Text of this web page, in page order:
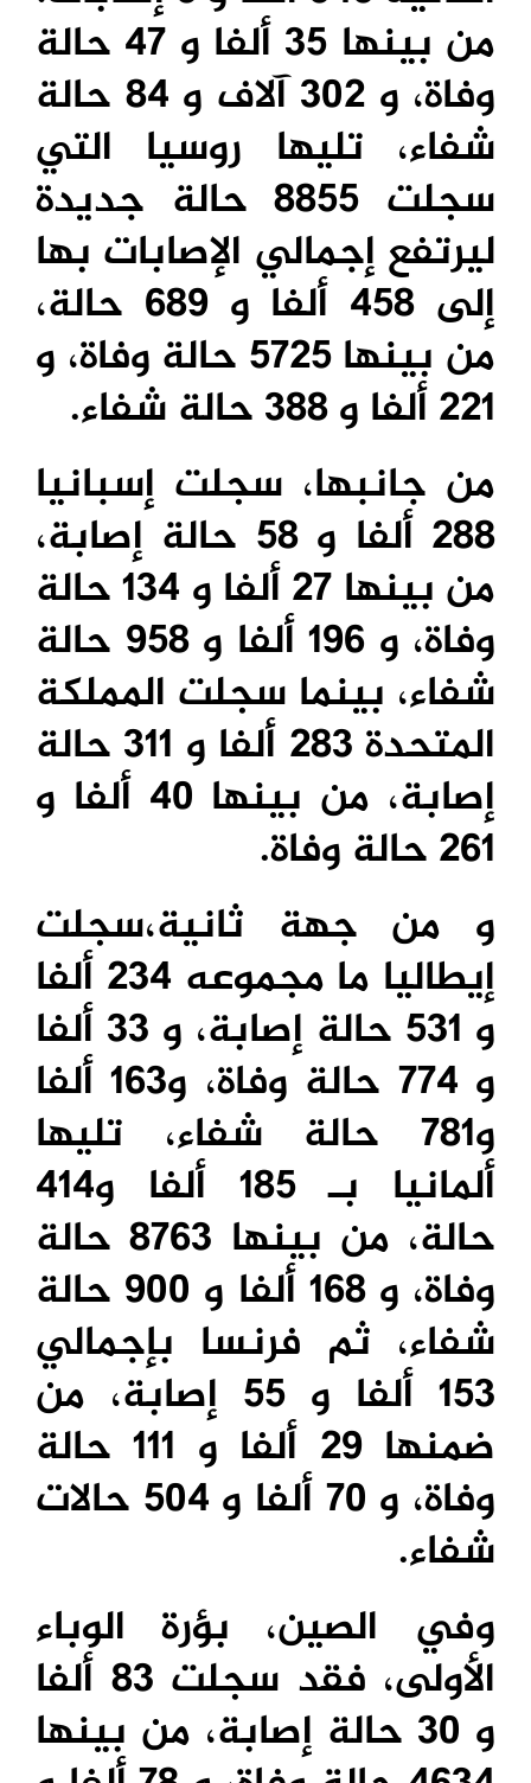
من بينها 35 ألفا و 47 حالة
وفاة، و 302 آلاف و 84 حالة
شفاء، تليها روسيا التي
سجلت 8855 حالة جديدة
ليرتفع إجمالي الإصابات بها
إلى 458 ألفا و 689 حالة،
من بينها 5725 حالة وفاة، و
221 ألفا و 388 حالة شفاء.
من جانبها، سجلت إسبانيا
288 ألفا و 58 حالة إصابة،
من بينها 27 ألفا و 134 حالة
وفاة، و 196 ألفا و 958 حالة
شفاء، بينما سجلت المملكة
المتحدة 283 ألفا و 311 حالة
إصابة، من بينها 40 ألفا و
261 حالة وفاة.
و من جهة ثانية،سجلت
إيطاليا ما مجموعه 234 ألفا
و 531 حالة إصابة، و 33 ألفا
و 774 حالة وفاة، و163 ألفا
و781 حالة شفاء، تليها
ألمانيا بـ 185 ألفا و414
حالة، من بينها 8763 حالة
وفاة، و 168 ألفا و 900 حالة
شفاء، ثم فرنسا بإجمالي
153 ألفا و 55 إصابة، من
ضمنها 29 ألفا و 111 حالة
وفاة، و 70 ألفا و 504 حالات
شفاء.
وفي الصين، بؤرة الوباء
الأولى، فقد سجلت 83 ألفا
و 30 حالة إصابة، من بينها